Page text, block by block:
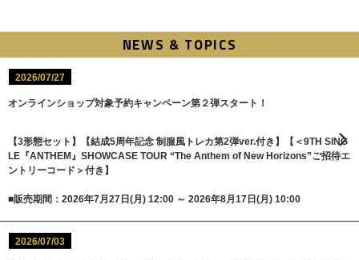
NEWS & TOPICS
2026/07/27
オンラインショップ対象予約キャンペーン第２弾スタート！
【3形態セット】【結成5周年記念 制服風トレカ第2弾ver.付き】【＜9TH SING
LE『ANTHEM』SHOWCASE TOUR “The Anthem of New Horizons”ご招待エ
ントリーコード＞付き】
■販売期間：2026年7月27日(月) 12:00 ～ 2026年8月17日(月) 10:00
2026/07/03